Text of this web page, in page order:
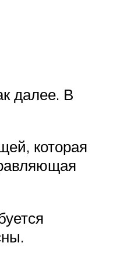
далее. В
которая